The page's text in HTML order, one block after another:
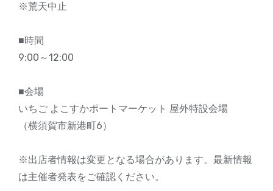
※荒天中止
■時間
9:00～12:00
■会場
いちご よこすかポートマーケット 屋外特設会場
（横須賀市新港町6）
※出店者情報は変更となる場合があります。最新情報
は主催者発表をご確認ください。